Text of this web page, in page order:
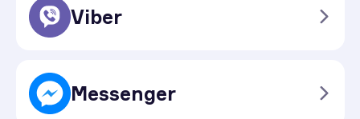
Viber
Messenger